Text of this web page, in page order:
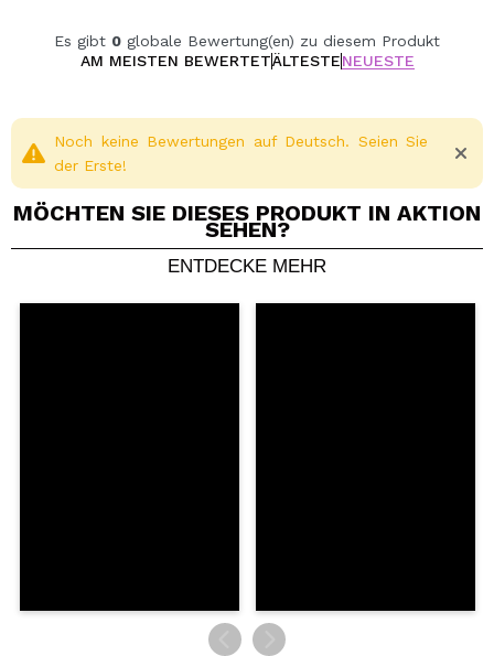
Es gibt 0 globale Bewertung(en) zu diesem Produkt
AM MEISTEN BEWERTETÄLTESTENEUESTE
Noch keine Bewertungen auf Deutsch. Seien Sie
der Erste!
MÖCHTEN SIE DIESES PRODUKT IN AKTION
SEHEN?
ENTDECKE MEHR